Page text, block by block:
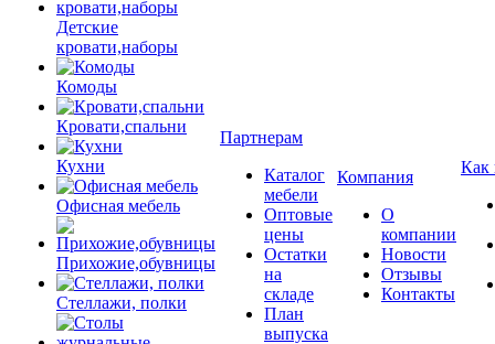
Детские
кровати,наборы
Комоды
Кровати,спальни
Кухни
Офисная мебель
Прихожие,обувницы
Стеллажи, полки
Партнерам
Каталог
мебели
Оптовые
цены
Остатки
на
складе
План
выпуска
Компания
О
компании
Новости
Отзывы
Контакты
Как